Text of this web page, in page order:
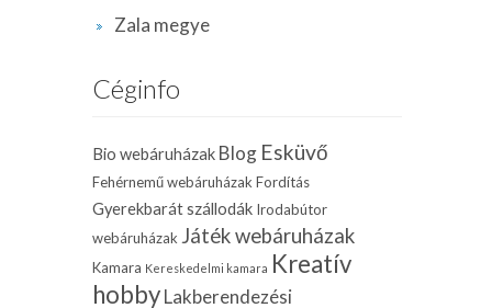
Zala megye
Céginfo
Bio webáruházak Blog Esküvő
Fehérnemű webáruházak Fordítás
Gyerekbarát szállodák Irodabútor
webáruházak Játék webáruházak
Kamara Kereskedelmi kamara Kreatív
hobbyLakberendezési